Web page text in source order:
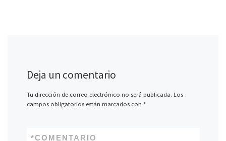
Deja un comentario
Tu dirección de correo electrónico no será publicada. Los
campos obligatorios están marcados con *
COMENTARIO
*